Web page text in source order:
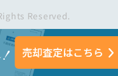
Reserved.